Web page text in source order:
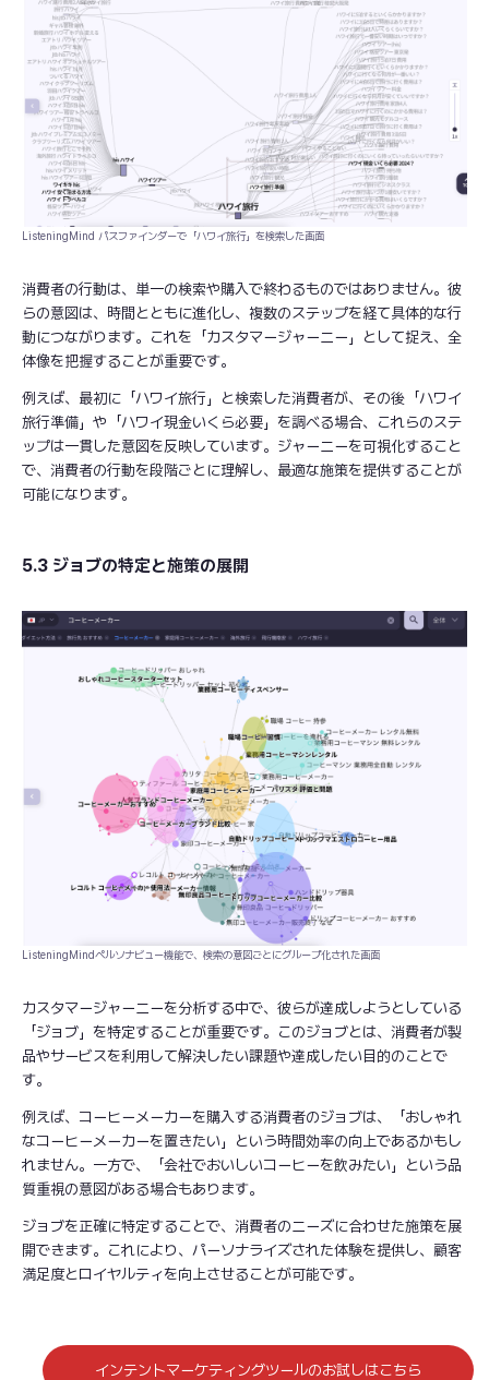
ListeningMind パスファインダーで「ハワイ旅行」を検索した画面
消費者の行動は、単一の検索や購入で終わるものではありません。彼
らの意図は、時間とともに進化し、複数のステップを経て具体的な行
動につながります。これを「カスタマージャーニー」として捉え、全
体像を把握することが重要です。
例えば、最初に「ハワイ旅行」と検索した消費者が、その後「ハワイ
旅行準備」や「ハワイ現金いくら必要」を調べる場合、これらのステ
ップは一貫した意図を反映しています。ジャーニーを可視化すること
で、消費者の行動を段階ごとに理解し、最適な施策を提供することが
可能になります。
5.3 ジョブの特定と施策の展開
ListeningMindペルソナビュー機能で、検索の意図ごとにグループ化された画面
カスタマージャーニーを分析する中で、彼らが達成しようとしている
「ジョブ」を特定することが重要です。このジョブとは、消費者が製
品やサービスを利用して解決したい課題や達成したい目的のことで
す。
例えば、コーヒーメーカーを購入する消費者のジョブは、「おしゃれ
なコーヒーメーカーを置きたい」という時間効率の向上であるかもし
れません。一方で、「会社でおいしいコーヒーを飲みたい」という品
質重視の意図がある場合もあります。
ジョブを正確に特定することで、消費者のニーズに合わせた施策を展
開できます。これにより、パーソナライズされた体験を提供し、顧客
満足度とロイヤルティを向上させることが可能です。
インテントマーケティングツールのお試しはこちら